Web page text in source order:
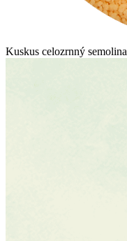
Kuskus celozrnný semolina